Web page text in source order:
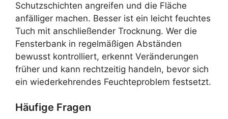
Schutzschichten angreifen und die Fläche
anfälliger machen. Besser ist ein leicht feuchtes
Tuch mit anschließender Trocknung. Wer die
Fensterbank in regelmäßigen Abständen
bewusst kontrolliert, erkennt Veränderungen
früher und kann rechtzeitig handeln, bevor sich
ein wiederkehrendes Feuchteproblem festsetzt.
Häufige Fragen